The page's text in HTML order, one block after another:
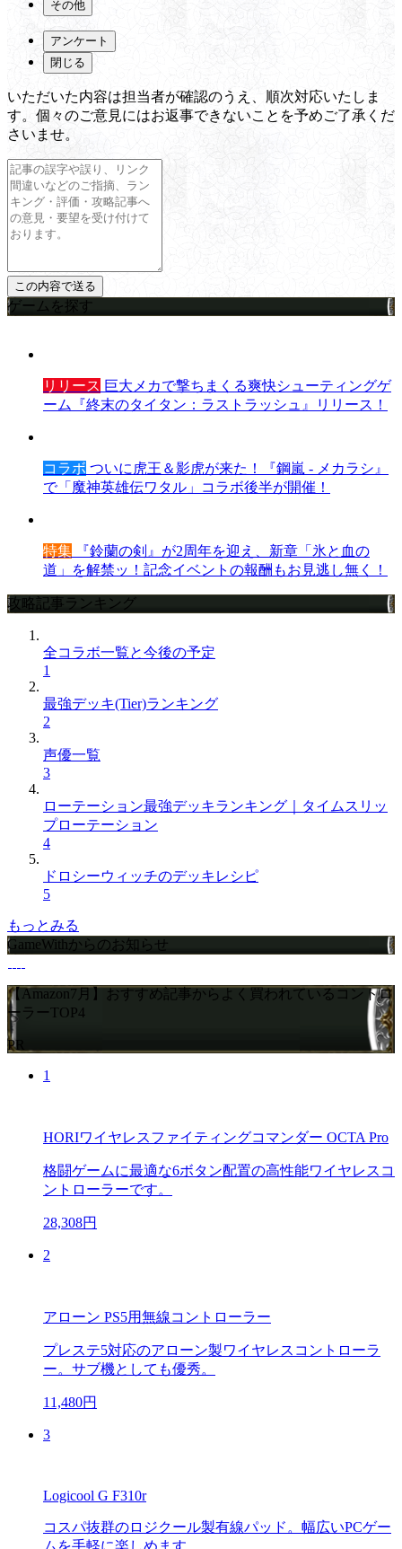
その他
アンケート
閉じる
いただいた内容は担当者が確認のうえ、順次対応いたしま
す。個々のご意見にはお返事できないことを予めご了承くだ
さいませ。
ゲームを探す
リリース 巨大メカで撃ちまくる爽快シューティングゲ
ーム『終末のタイタン：ラストラッシュ』リリース！
コラボ ついに虎王＆影虎が来た！『鋼嵐 - メカラシ』
で「魔神英雄伝ワタル」コラボ後半が開催！
特集 『鈴蘭の剣』が2周年を迎え、新章「氷と血の
道」を解禁ッ！記念イベントの報酬もお見逃し無く！
攻略記事ランキング
全コラボ一覧と今後の予定
1
最強デッキ(Tier)ランキング
2
声優一覧
3
ローテーション最強デッキランキング｜タイムスリッ
プローテーション
4
ドロシーウィッチのデッキレシピ
5
もっとみる
GameWithからのお知らせ
【Amazon7月】おすすめ記事からよく買われているコントロ
ーラーTOP4
PR
1
HORIワイヤレスファイティングコマンダー OCTA Pro
格闘ゲームに最適な6ボタン配置の高性能ワイヤレスコ
ントローラーです。
28,308円
2
アローン PS5用無線コントローラー
プレステ5対応のアローン製ワイヤレスコントローラ
ー。サブ機としても優秀。
11,480円
3
Logicool G F310r
コスパ抜群のロジクール製有線パッド。幅広いPCゲー
ムを手軽に楽しめます。